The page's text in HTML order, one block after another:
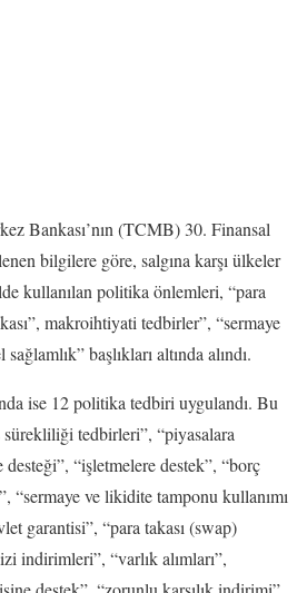
Bankası’nın (TCMB) 30. Finansal
bilgilere göre, salgına karşı ülkeler
kullanılan politika önlemleri, “para
makroihtiyati tedbirler”, “sermaye
başlıkları altında alındı.
ise 12 politika tedbiri uygulandı. Bu
tedbirleri”, “piyasalara
“işletmelere destek”, “borç
“sermaye ve likidite tamponu kullanımı
garantisi”, “para takası (swap)
indirimleri”, “varlık alımları”,